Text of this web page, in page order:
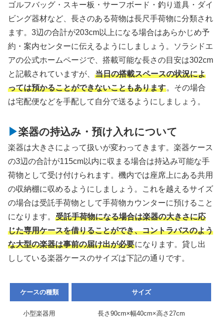
ゴルフバッグ・スキー板・サーフボード・釣り道具・ダイ
ビング器材など、長さのある荷物は長尺手荷物に分類され
ます。3辺の合計が203cm以上になる場合はあらかじめ予
約・案内センターに伝えるようにしましょう。ソラシドエ
アの公式ホームページで、搭載可能な長さの目安は302cm
と記載されていますが、 当日の搭載スペースの状況によ
っては預かることができないこともあります。その場合
は宅配便などを手配して自分で送るようにしましょう。
楽器の持込み・預け入れについて
楽器は大きさによって扱いが変わってきます。楽器ケース
の3辺の合計が115cm以内に収まる場合は持込み可能な手
荷物として受け付けられます。機内では座席上にある共用
の収納棚に収めるようにしましょう。これを越えるサイズ
の場合は受託手荷物として手荷物カウンターに預けること
になります。 受託手荷物になる場合は楽器の大きさに応
じた専用ケースを借りることができ、コントラバスのよう
な大型の楽器は事前の届け出が必要になります。貸し出
ししている楽器ケースのサイズは下記の通りです。
ケースの種類 サイズ
小型楽器用 長さ90cm×幅40cm×高さ27cm